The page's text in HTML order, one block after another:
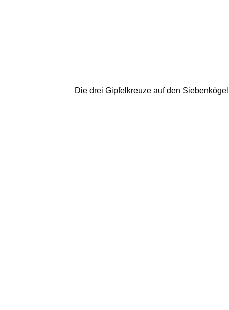
Die drei Gipfelkreuze auf den